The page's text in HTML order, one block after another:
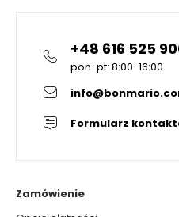
+48 616 525
pon-pt: 8:00-16:00
Formularz
Zamówienie